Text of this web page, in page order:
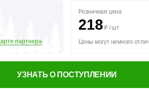
партнера
Розничная цена
218 ₽ / шт
Цены могут немного
УЗНАТЬ О ПОСТУПЛЕНИИ